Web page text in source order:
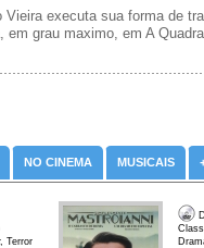
Vieira executa sua forma de
em grau maximo, em A
NO CINEMA MUSICAIS
Terror